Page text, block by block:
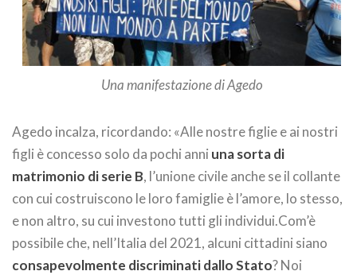
Una manifestazione di Agedo
Agedo incalza, ricordando: «Alle nostre figlie e ai nostri
figli è concesso solo da pochi anni una sorta di
matrimonio di serie B, l’unione civile anche se il collante
con cui costruiscono le loro famiglie è l’amore, lo stesso,
e non altro, su cui investono tutti gli individui.Com’è
possibile che, nell’Italia del 2021, alcuni cittadini siano
consapevolmente discriminati dallo Stato? Noi